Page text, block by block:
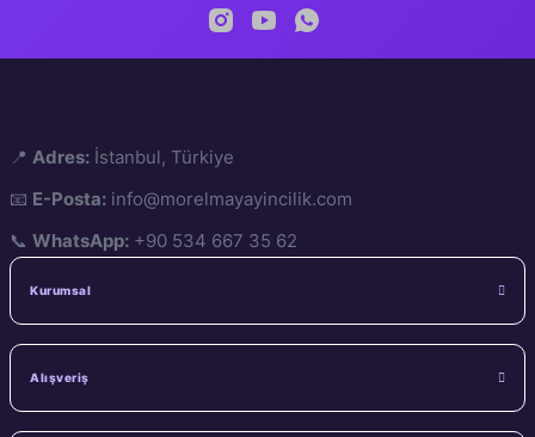
Tükendi
📍 Adres: İstanbul, Türkiye
📧 E-Posta: info@morelmayayincilik.com
📞 WhatsApp: +90 534 667 35 62
Kurumsal
Alışveriş